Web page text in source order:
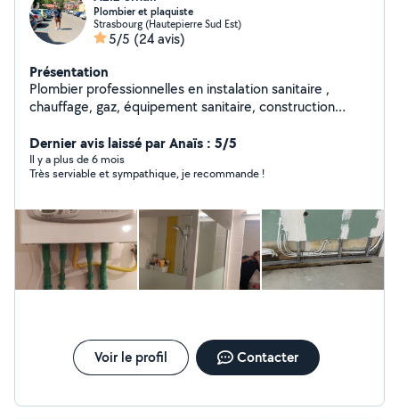
Plombier et plaquiste
Strasbourg (Hautepierre Sud Est)
5/5 (24 avis)
Présentation
Plombier professionnelles en instalation sanitaire ,
chauffage, gaz, équipement sanitaire, construction
placoplâtre ,..et nettoyage industriel
Dernier avis laissé par Anaïs : 5/5
Il y a plus de 6 mois
Très serviable et sympathique, je recommande !
Voir le profil Contacter